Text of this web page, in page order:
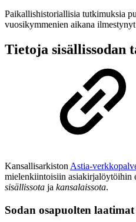
Paikallishistoriallisia tutkimuksia
vuosikymmenien aikana
Tietoja sisällissodan
Kansallisarkiston Astia-
mielenkiintoisiin asiakirjalöytöihin
sisällissota ja kansalaissota.
Sodan osapuolten